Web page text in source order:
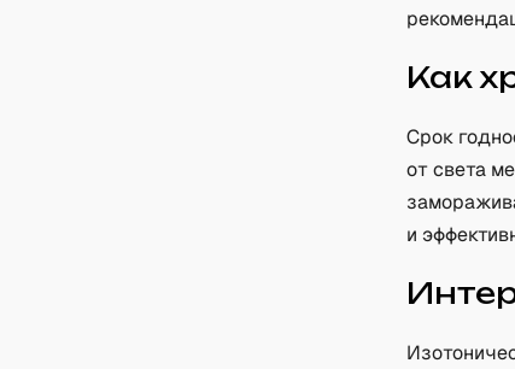
Как
Срок
от света
и